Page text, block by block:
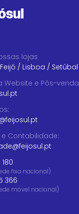
lojas
Feijó / Lisboa / Setúbal
Website e Pós-venda
:
Contabilidade:
fixa nacional)
366
móvel nacional)